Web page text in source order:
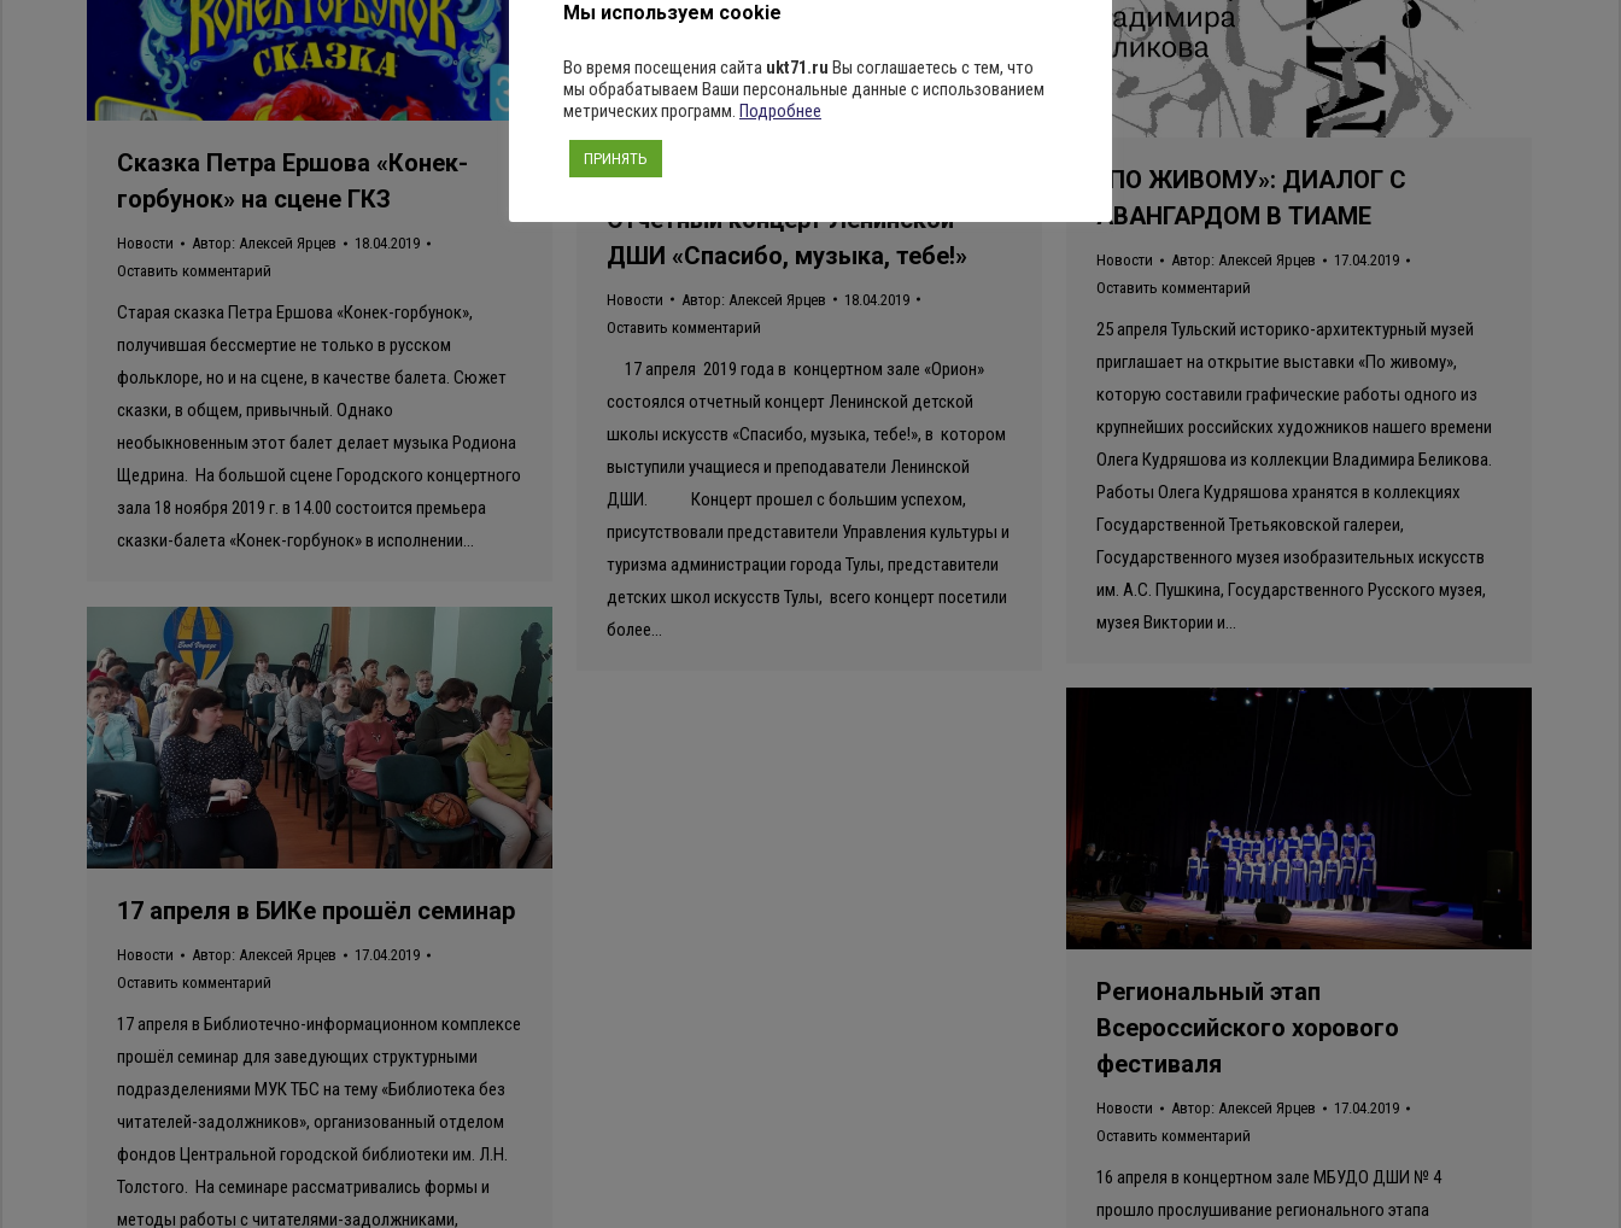
Отчетный концерт Ленинской
ДШИ «Спасибо, музыка, тебе!»
Новости Автор: Алексей Ярцев
18.04.2019
Оставить комментарий
17 апреля 2019 года в концертном зале «Орион»
состоялся отчетный концерт Ленинской детской
школы искусств «Спасибо, музыка, тебе!», в котором
выступили учащиеся и преподаватели Ленинской
ДШИ. Концерт прошел с большим успехом,
присутствовали представители Управления культуры и
туризма администрации города Тулы, представители
детских школ искусств Тулы, всего концерт посетили
более…
Сказка Петра Ершова «Конек-
горбунок» на сцене ГКЗ
Новости Автор: Алексей Ярцев
18.04.2019
Оставить комментарий
Старая сказка Петра Ершова «Конек-горбунок»,
получившая бессмертие не только в русском
фольклоре, но и на сцене, в качестве балета. Сюжет
сказки, в общем, привычный. Однако
необыкновенным этот балет делает музыка Родиона
Щедрина. На большой сцене Городского концертного
зала 18 ноября 2019 г. в 14.00 состоится премьера
сказки-балета «Конек-горбунок» в исполнении…
«ПО ЖИВОМУ»: ДИАЛОГ С
АВАНГАРДОМ В ТИАМЕ
Новости Автор: Алексей Ярцев
17.04.2019
Оставить комментарий
25 апреля Тульский историко-архитектурный музей
приглашает на открытие выставки «По живому»,
которую составили графические работы одного из
крупнейших российских художников нашего времени
Олега Кудряшова из коллекции Владимира Беликова.
Работы Олега Кудряшова хранятся в коллекциях
Государственной Третьяковской галереи,
Государственного музея изобразительных искусств
им. А.С. Пушкина, Государственного Русского музея,
музея Виктории и…
17 апреля в БИКе прошёл семинар
Новости Автор: Алексей Ярцев
17.04.2019
Оставить комментарий
17 апреля в Библиотечно-информационном комплексе
прошёл семинар для заведующих структурными
подразделениями МУК ТБС на тему «Библиотека без
читателей-задолжников», организованный отделом
фондов Центральной городской библиотеки им. Л.Н.
Толстого. На семинаре рассматривались формы и
методы работы с читателями-задолжниками,
Региональный этап
Всероссийского хорового
фестиваля
Новости Автор: Алексей Ярцев
17.04.2019
Оставить комментарий
16 апреля в концертном зале МБУДО ДШИ № 4
прошло прослушивание регионального этапа
Мы используем cookie
Во время посещения сайта ukt71.ru Вы соглашаетесь с тем, что
мы обрабатываем Ваши персональные данные с использованием
метрических программ. Подробнее
ПРИНЯТЬ